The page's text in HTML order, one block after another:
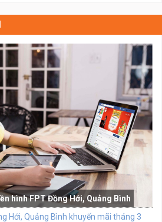
hình FPT Đồng Hới, Quảng Bình
Hới, Quảng Bình khuyến mãi tháng 3